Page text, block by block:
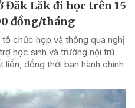
Đắk Lắk đi học trên 15
đồng/tháng
chức họp và thông qua nghị
học sinh và trường nội trú
đồng thời ban hành chính